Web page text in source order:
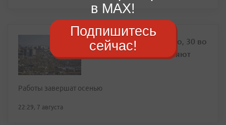
Фасад дома на Толстого, 30 во
Владивостоке обновляют
Работы завершат осенью
22:29, 7 августа
в MAX!
Подпишитесь
сейчас!